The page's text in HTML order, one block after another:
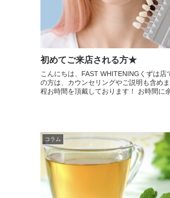
初めてご来店される方★
こんにちは、FAST WHITENINGくずは店です✨ 当
の方は、カウンセリングやご説明も含め
程お時間を頂戴しております！ お時間に余裕をもってのご
コラム